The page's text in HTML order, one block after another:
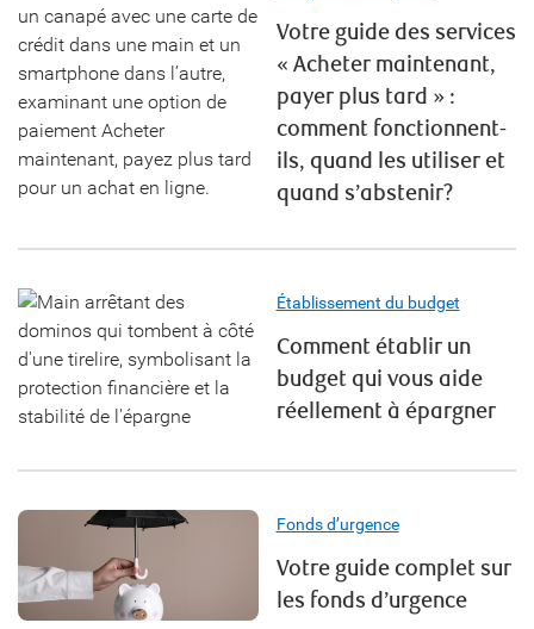
Votre guide des services
« Acheter maintenant,
payer plus tard » :
comment fonctionnent-
ils, quand les utiliser et
quand s’abstenir?
Établissement du budget
Comment établir un
budget qui vous aide
réellement à épargner
Fonds d’urgence
Votre guide complet sur
les fonds d’urgence